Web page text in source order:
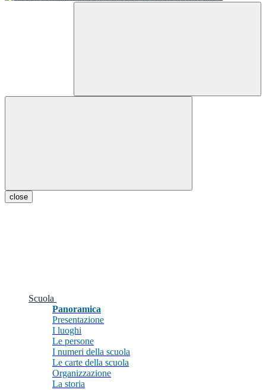
close
Scuola
Panoramica
Presentazione
I luoghi
Le persone
I numeri della scuola
Le carte della scuola
Organizzazione
La storia